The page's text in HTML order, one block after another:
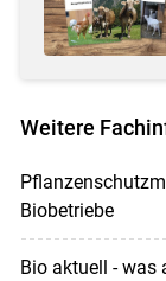
Weitere
Biobetriebe
Bio aktuell - was